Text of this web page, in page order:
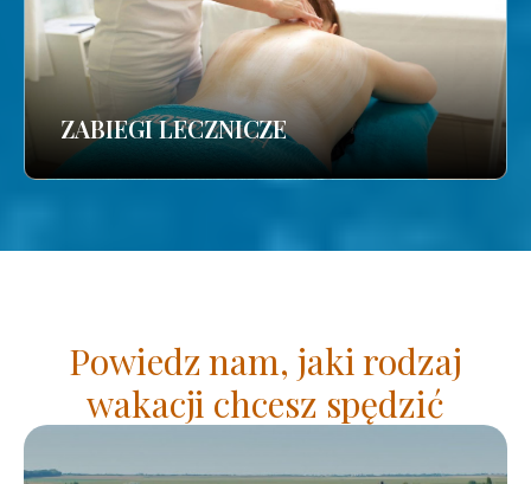
ZABIEGI LECZNICZE
Powiedz nam, jaki rodzaj
wakacji chcesz spędzić